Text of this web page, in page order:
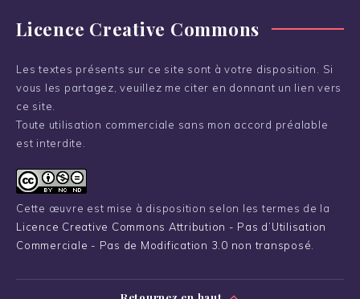
Licence Creative Commons
Les textes présents sur ce site sont à votre disposition. Si
vous les partagez, veuillez me citer en donnant un lien vers
ce site.
Toute utilisation commerciale sans mon accord préalable
est interdite.
Cette œuvre est mise à disposition selon les termes de la
Licence Creative Commons Attribution - Pas d’Utilisation
Commerciale - Pas de Modification 3.0 non transposé